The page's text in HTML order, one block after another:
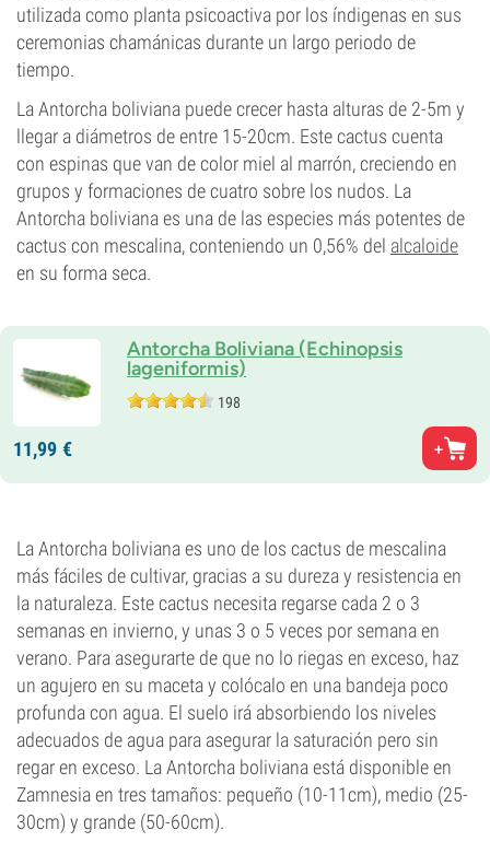
utilizada como planta psicoactiva por los índigenas en sus
ceremonias chamánicas durante un largo periodo de
tiempo.
La Antorcha boliviana puede crecer hasta alturas de 2-5m y
llegar a diámetros de entre 15-20cm. Este cactus cuenta
con espinas que van de color miel al marrón, creciendo en
grupos y formaciones de cuatro sobre los nudos. La
Antorcha boliviana es una de las especies más potentes de
cactus con mescalina, conteniendo un 0,56% del alcaloide
en su forma seca.
Antorcha Boliviana (Echinopsis
lageniformis)
198
11,99 €
La Antorcha boliviana es uno de los cactus de mescalina
más fáciles de cultivar, gracias a su dureza y resistencia en
la naturaleza. Este cactus necesita regarse cada 2 o 3
semanas en invierno, y unas 3 o 5 veces por semana en
verano. Para asegurarte de que no lo riegas en exceso, haz
un agujero en su maceta y colócalo en una bandeja poco
profunda con agua. El suelo irá absorbiendo los niveles
adecuados de agua para asegurar la saturación pero sin
regar en exceso. La Antorcha boliviana está disponible en
Zamnesia en tres tamaños: pequeño (10-11cm), medio (25-
30cm) y grande (50-60cm).